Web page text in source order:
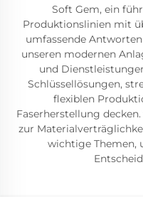
Soft Gem, ein
Produktionslinien mit
umfassende
unseren modernen
und
Schlüssellösungen,
flexiblen
Faserherstellung
zur
wichtige Themen,